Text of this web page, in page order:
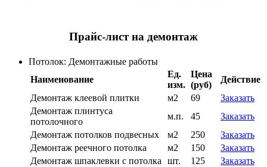
Прайс-лист на демонтаж
Потолок: Демонтажные работы
Наименование
Ед.
изм.
Цена
(руб)
Действие
Демонтаж клеевой плитки
м2 69
Заказать
Демонтаж плинтуса
потолочного
м.п. 45
Заказать
Демонтаж потолков подвесных
м2 250
Заказать
Демонтаж реечного потолка
м2 150
Заказать
Демонтаж шпаклевки с потолка шт. 125
Заказать